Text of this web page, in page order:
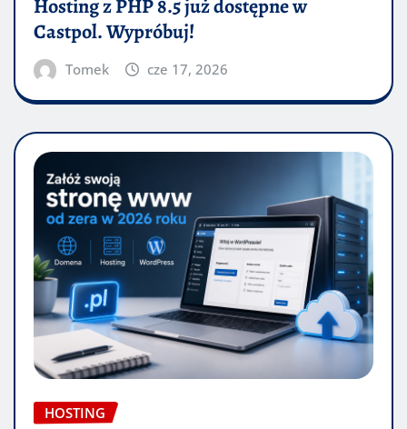
Hosting z PHP 8.5 już dostępne w
Castpol. Wypróbuj!
Tomek cze 17, 2026
HOSTING